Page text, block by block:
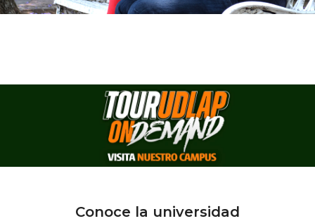
Conoce la universidad